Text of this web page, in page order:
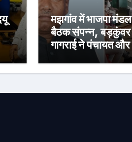
मझगांव में भाजपा
बैठक संपन्न, बड़कुंवर
गागराई ने पंचायत
संगठन मजबूत करने का
आह्वान